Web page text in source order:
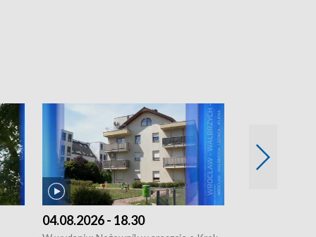
04.08.2026 - 18.30